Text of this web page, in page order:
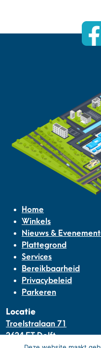
Home
Winkels
Nieuws &
Plattegrond
Services
Bereikbaarheid
Privacybeleid
Parkeren
Locatie
Troelstralaan 71
2624 ET Delft